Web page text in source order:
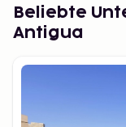
Beliebte
Antigua